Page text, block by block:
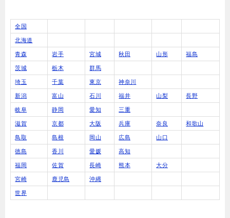
全国
北海道
青森 岩手 宮城 秋田 山形 福島
茨城 栃木 群馬
埼玉 千葉 東京 神奈川
新潟 富山 石川 福井 山梨 長野
岐阜 静岡 愛知 三重
滋賀 京都 大阪 兵庫 奈良 和歌山
鳥取 島根 岡山 広島 山口
徳島 香川 愛媛 高知
福岡 佐賀 長崎 熊本 大分
宮崎 鹿児島 沖縄
世界